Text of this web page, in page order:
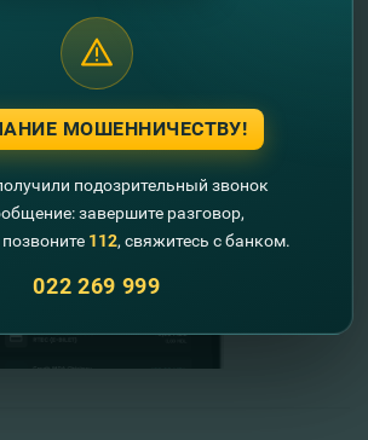
МОШЕННИЧЕСТВУ!
подозрительный звонок
завершите разговор,
112, свяжитесь с банком.
022 269 999